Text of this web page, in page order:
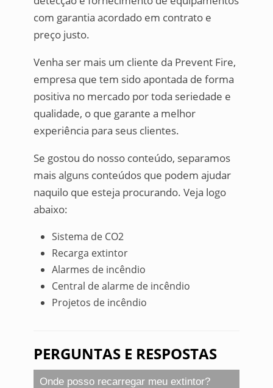
com garantia acordado em contrato e
preço justo.
Venha ser mais um cliente da Prevent Fire,
empresa que tem sido apontada de forma
positiva no mercado por toda seriedade e
qualidade, o que garante a melhor
experiência para seus clientes.
Se gostou do nosso conteúdo, separamos
mais alguns conteúdos que podem ajudar
naquilo que esteja procurando. Veja logo
abaixo:
Sistema de CO2
Recarga extintor
Alarmes de incêndio
Central de alarme de incêndio
Projetos de incêndio
PERGUNTAS E RESPOSTAS
Onde posso recarregar meu extintor?